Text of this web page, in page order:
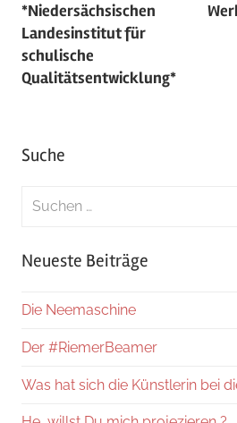
*Niedersächsischen
Landesinstitut für
schulische
Qualitätsentwicklung*
Suche
Suchen
Neueste Beiträge
Die Neemaschine
Der #RiemerBeamer
Was hat sich die Künstlerin bei